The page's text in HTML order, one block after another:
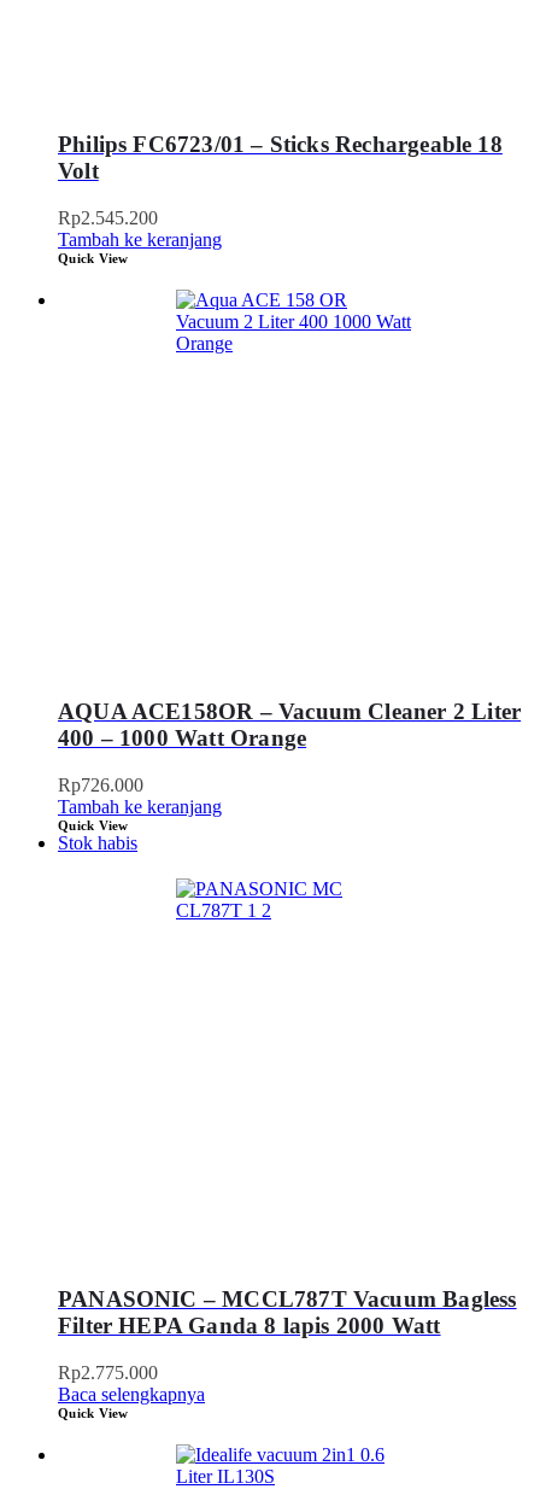
Philips FC6723/01 – Sticks Rechargeable 18
Volt
Rp2.545.200
Tambah ke keranjang
Quick View
AQUA ACE158OR – Vacuum Cleaner 2 Liter
400 – 1000 Watt Orange
Rp726.000
Tambah ke keranjang
Quick View
Stok habis
PANASONIC – MCCL787T Vacuum Bagless
Filter HEPA Ganda 8 lapis 2000 Watt
Rp2.775.000
Baca selengkapnya
Quick View